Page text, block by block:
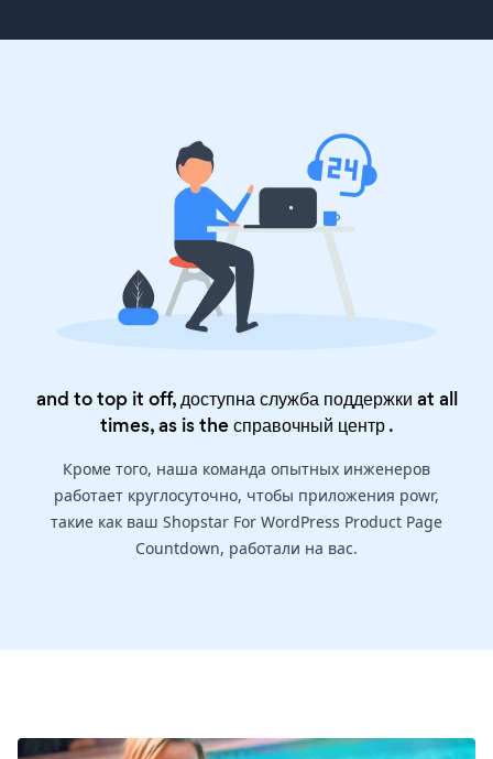
and to top it off, доступна служба поддержки at all
times, as is theсправочный центр.
Кроме того, наша команда опытных инженеров
работает круглосуточно, чтобы приложения powr,
такие как ваш Shopstar For WordPress Product Page
Countdown, работали на вас.